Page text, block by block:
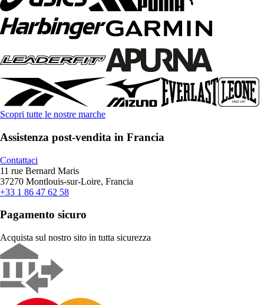
Scopri tutte le nostre marche
Assistenza post-vendita in Francia
Contattaci
11 rue Bernard Maris
37270 Montlouis-sur-Loire, Francia
+33 1 86 47 62 58
Pagamento sicuro
Acquista sul nostro sito in tutta sicurezza